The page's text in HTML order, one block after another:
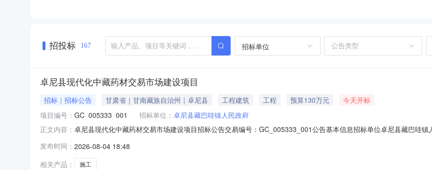
招投标 167 招标单位
卓尼县现代化中藏药材交易市场建设项目
招标｜招标公告 甘肃省｜甘南藏族自治州｜卓尼县 工程建筑 工程 预算130万元
今天开标
项目编号： GC_005333_001 招标单位： 卓尼县藏巴哇镇人民政府
正文内容： 卓尼县现代化中藏药材交易市场建设项目招标公告交易编号：GC_005333_001公告基本信息招标单位卓尼县藏巴哇
交易市场建设项目招标公告根据《招标投标法》、《甘肃省招标投标条例》、《必须招标的工程项目规定》（国家发
共资源交易
发布时间： 2026-08-04 18:48
相关产品：
施工